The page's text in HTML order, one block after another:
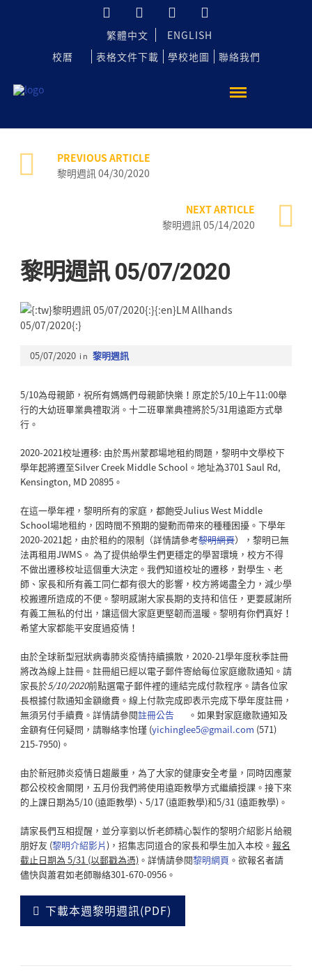
繁體中文
ENGLISH
校曆
表格文件下載 學校地圖 聯絡我們
PREVIOUS ARTICLE
黎明週訊 04/30/2020
NEXT ARTICLE
黎明週訊 05/14/2020
黎明週訊 05/07/2020
05/07/2020 in 黎明週訊
5/10為母親節，祝所有媽媽們母親節快樂！原定於5/10上午11:00舉
行的大幼班畢業典禮取消。十二班畢業典禮將於5/31用遠距方式舉
行。
2020-2021校址遷移: 由於馬州蒙郡場地租約問題，黎明中文學校下
學年起將遷至Silver Creek Middle School。地址為3701 Saul Rd,
Kensington, MD 20895。
在這一學年裡，黎明所有的家庭，都飽受Julius West Middle
School場地租約，因時間不預期的變動而帶來的種種困擾。下學年
2020-2021起，由於租約的限制（詳情請參考黎明網頁），黎明已無
法再租用JWMS。 為了提供給學生們更穩定的學習環境，校方不得
不做出遷移校址這個重大決定。我們知道校址的遷移，對學生、老
師、家長和所有義工同仁都有很大的影響，校方將竭盡全力，減少學
校搬遷所造成的不便。黎明感謝大家長期的支持和信任，更要感謝所
有義工無私的付出，讓這個大家庭更堅韌而溫暖。黎明有你們真好！
希望大家都能平安度過疫情！
由於全球新型冠狀病毒肺炎疫情持續擴散，2020-21學年度秋季註冊
將改為線上註冊。註冊組已經以電子郵件寄給每位家庭繳款通知。請
家長於5/10/2020前點選電子郵件裡的連結完成付款程序。請各位家
長根據付款通知金額繳費。線上付款完成即表示完成下學年度註冊，
無須另付手續費。詳情請參閱註冊公告
。如果對家庭繳款通知及
金額有任何疑問，請聯絡李怡瑾 (yichinglee5@gmail.com (571)
215-7950)。
由於新冠肺炎疫情日趨嚴重，為了大家的健康安全考量，同時因應蒙
郡公校校舍關閉，五月份我們將使用遠距教學方式繼續授課。接下來
的上課日期為5/10 (遠距教學)、5/17 (遠距教學)和5/31 (遠距教學)。
請家長們互相提醒，並分享劉以忻老師精心製作的黎明介紹影片給親
朋好友 (黎明介紹影片)，招集志同道合的家長和學生加入本校。 報名
截止日期為 5/31 (以郵戳為憑)。詳情請參閱黎明網頁 。欲報名者請
儘快與蕭君如老師聯絡301-670-0956。
下載本週黎明週訊(PDF)